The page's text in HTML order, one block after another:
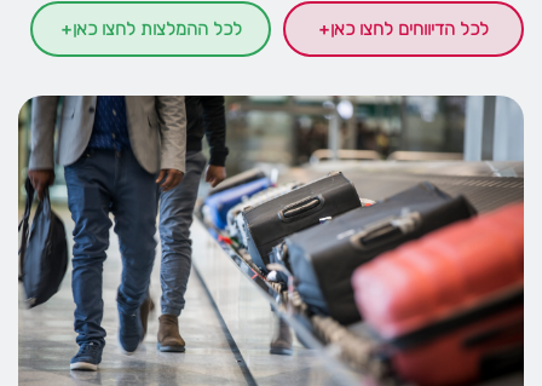
לכל הדיווחים לחצו כאן+ לכל ההמלצות לחצו כאן+